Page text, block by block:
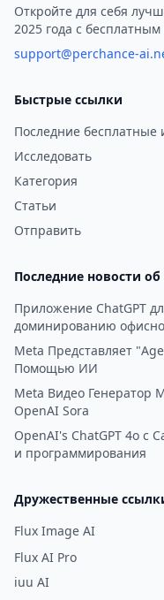
могут наслаждаться
погружающимися и
интерактивными
разные личности и
разговоры с
персонажами
существует модель
для неограниченного
бесплатная версия
увлекательный опыт.
Откройте для себя
2025 года с
support@perchance-
Быстрые ссылки
Последние бесплатные
Исследовать
Категория
Статьи
Отправить
Последние новости
Приложение ChatGPT
доминированию
Meta Представляет
Помощью ИИ
Meta Видео Генератор
OpenAI Sora
OpenAI's ChatGPT 4o с
и программирования
Дружественные
Flux Image AI
Flux AI Pro
iuu AI